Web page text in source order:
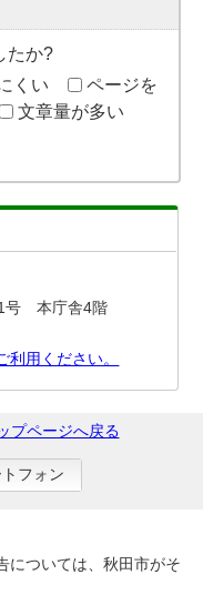
たか?
くい
ページを
文章量が多い
号 本庁舎4階
用ください。
プページへ戻る
フォン
については、秋田市がそ